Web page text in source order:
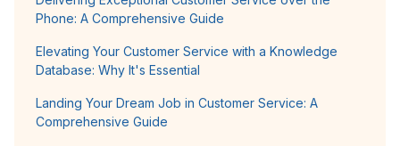
Phone: A Comprehensive Guide
Elevating Your Customer Service with a Knowledge
Database: Why It's Essential
Landing Your Dream Job in Customer Service: A
Comprehensive Guide